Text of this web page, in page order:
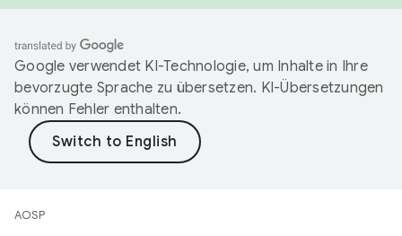
Google verwendet KI-Technologie, um Inhalte in Ihre
bevorzugte Sprache zu übersetzen. KI-Übersetzungen
können Fehler enthalten.
AOSP